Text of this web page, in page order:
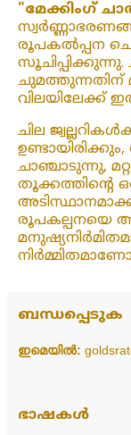
"മേക്കിംഗ്
രൂപകൽപ്പന
ചുമത്തുന്നതിന്
വിലയിലേക്ക്
ചില
ചാഞ്ചാടുന്നു,
തൂക്കത്തിന്റെ
രൂപകല്പനയെ
ബന്ധപ്പെടുക
ഇമെയിൽ:
ഭാഷകൾ